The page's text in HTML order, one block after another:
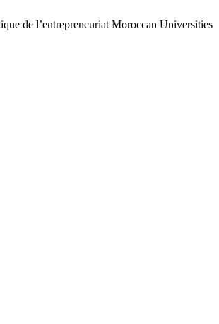
de l’entrepreneuriat Moroccan Universities